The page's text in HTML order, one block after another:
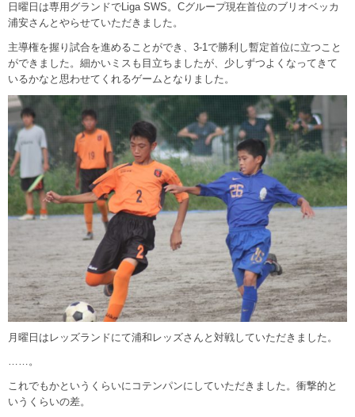
日曜日は専用グランドでLiga SWS。Cグループ現在首位のブリオベッカ
浦安さんとやらせていただきました。
主導権を握り試合を進めることができ、3-1で勝利し暫定首位に立つこと
ができました。細かいミスも目立ちましたが、少しずつよくなってきて
いるかなと思わせてくれるゲームとなりました。
月曜日はレッズランドにて浦和レッズさんと対戦していただきました。
……。
これでもかというくらいにコテンパンにしていただきました。衝撃的と
いうくらいの差。